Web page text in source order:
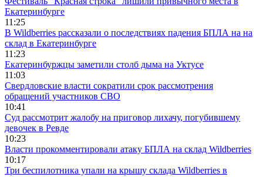
Екатеринбурге
11:25
В Wildberries рассказали о последствиях падения БПЛА на на
склад в Екатеринбурге
11:23
Екатеринбуржцы заметили столб дыма на Уктусе
11:03
Свердловские власти сократили срок рассмотрения
обращений участников СВО
10:41
Суд рассмотрит жалобу на приговор лихачу, погубившему
девочек в Ревде
10:23
Власти прокомментировали атаку БПЛА на склад Wildberries
10:17
Три беспилотника упали на крышу склада Wildberries в